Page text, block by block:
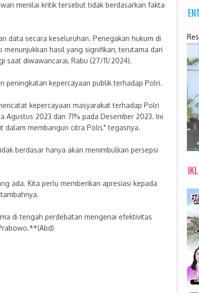
menilai kritik tersebut tidak berdasarkan fakta
data secara keseluruhan. Penegakan hukum di
hasil yang signifikan, terutama dari
saat diwawancarai, Rabu (27/11/2024).
peningkatan kepercayaan publik terhadap Polri.
kepercayaan masyarakat terhadap Polri
Agustus 2023 dan 71% pada Desember 2023. Ini
dalam membangun citra Polri," tegasnya.
berdasar hanya akan menimbulkan persepsi
ada. Kita perlu memberikan apresiasi kepada
di tengah perdebatan mengenai efektivitas